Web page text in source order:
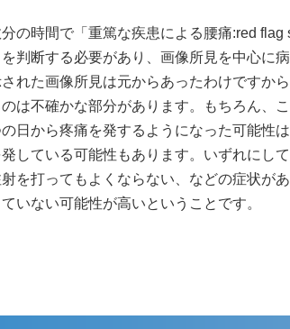
の時間で「重篤な疾患による腰痛:red
を判断する必要があり、画像所見を中心に
れた画像所見は元からあったわけですか
は不確かな部分があります。もちろん、
日から疼痛を発するようになった可能性
している可能性もあります。いずれにし
を打ってもよくならない、などの症状が
いない可能性が高いということです。